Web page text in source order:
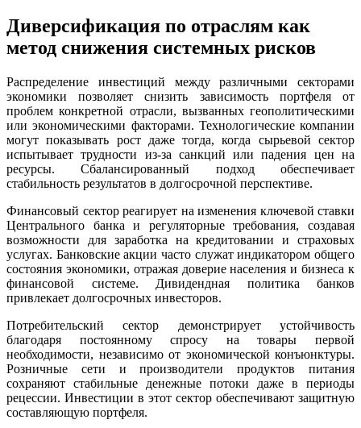
Диверсификация по отраслям как
метод снижения системных рисков
Распределение инвестиций между различными секторами
экономики позволяет снизить зависимость портфеля от
проблем конкретной отрасли, вызванных геополитическими
или экономическими факторами. Технологические компании
могут показывать рост даже тогда, когда сырьевой сектор
испытывает трудности из-за санкций или падения цен на
ресурсы. Сбалансированный подход обеспечивает
стабильность результатов в долгосрочной перспективе.
Финансовый сектор реагирует на изменения ключевой ставки
Центрального банка и регуляторные требования, создавая
возможности для заработка на кредитовании и страховых
услугах. Банковские акции часто служат индикатором общего
состояния экономики, отражая доверие населения и бизнеса к
финансовой системе. Дивидендная политика банков
привлекает долгосрочных инвесторов.
Потребительский сектор демонстрирует устойчивость
благодаря постоянному спросу на товары первой
необходимости, независимо от экономической конъюнктуры.
Розничные сети и производители продуктов питания
сохраняют стабильные денежные потоки даже в периоды
рецессии. Инвестиции в этот сектор обеспечивают защитную
составляющую портфеля.